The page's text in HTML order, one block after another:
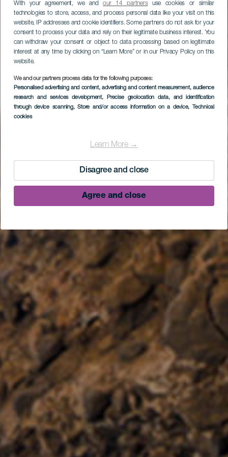
With your agreement, we andour 14 partnersuse cookies or similar
technologies to store, access, and process personal data like your visit on this
website, IP addresses and cookie identifiers. Some partners do not ask for your
consent to process your data and rely on their legitimate business interest. You
can withdraw your consent or object to data processing based on legitimate
interest at any time by clicking on “Learn More” or in our Privacy Policy on this
website.
We and our partners process data for the following purposes:
Personalised advertising and content, advertising and content measurement, audience
research and services development, Precise geolocation data, and identification
through device scanning, Store and/or access information on a device, Technical
cookies
Learn More →
Disagree and close
Agree and close